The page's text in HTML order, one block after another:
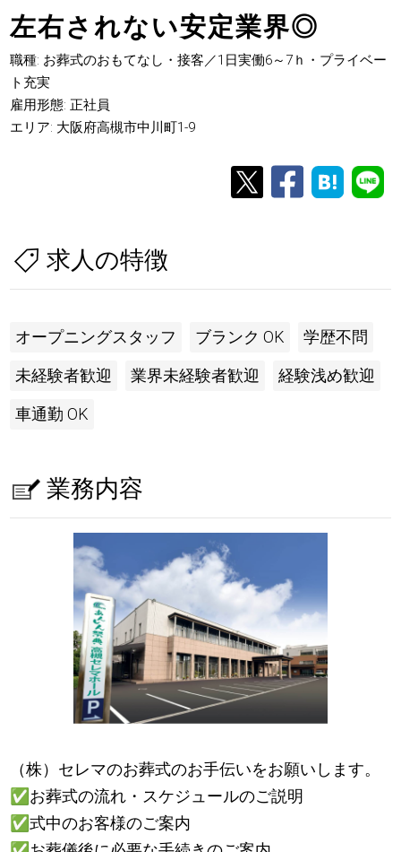
左右されない安定業界◎
職種: お葬式のおもてなし・接客／1日実働6～7ｈ・プライベー
ト充実
雇用形態: 正社員
エリア: 大阪府高槻市中川町1-9
求人の特徴
オープニングスタッフ ブランク OK 学歴不問
未経験者歓迎 業界未経験者歓迎 経験浅め歓迎
車通勤 OK
業務内容
（株）セレマのお葬式のお手伝いをお願いします。
✅お葬式の流れ・スケジュールのご説明
✅式中のお客様のご案内